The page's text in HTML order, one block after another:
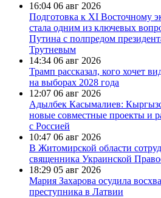
16:04 06 авг 2026
Подготовка к XI Восточному
стала одним из ключевых
Путина с полпредом
Трутневым
14:34 06 авг 2026
Трамп рассказал, кого хочет
на выборах 2028 года
12:07 06 авг 2026
Адылбек Касымалиев:
новые совместные проекты и
с Россией
10:47 06 авг 2026
В Житомирской области
священника Украинской
18:29 05 авг 2026
Мария Захарова осудила
преступника в Латвии